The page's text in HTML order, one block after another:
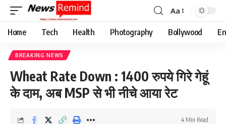
Font
Resizer
Aa
Home Tech Health Photography Bollywood
BREAKING NEWS
Wheat Rate Down : 1400 रुपये गिरे गेहूं
के दाम, अब MSP से भी नीचे आया रेट
4 Min Read